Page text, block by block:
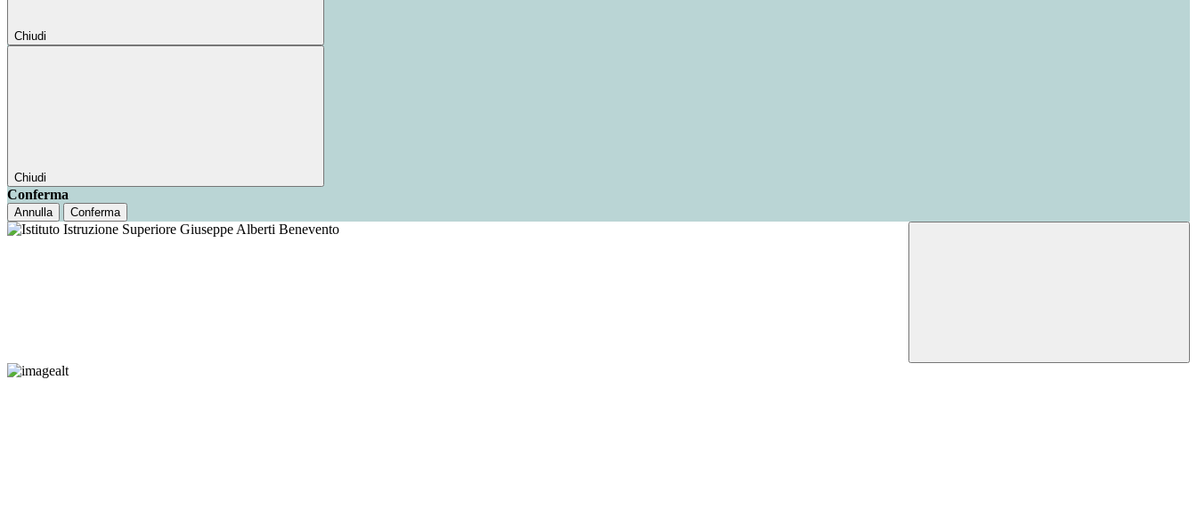
Chiudi
Chiudi
Conferma
Annulla Conferma